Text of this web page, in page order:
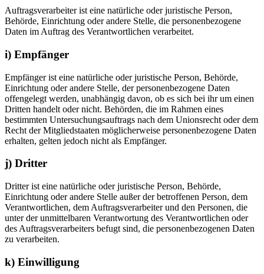
Auftragsverarbeiter ist eine natürliche oder juristische Person,
Behörde, Einrichtung oder andere Stelle, die personenbezogene
Daten im Auftrag des Verantwortlichen verarbeitet.
i) Empfänger
Empfänger ist eine natürliche oder juristische Person, Behörde,
Einrichtung oder andere Stelle, der personenbezogene Daten
offengelegt werden, unabhängig davon, ob es sich bei ihr um einen
Dritten handelt oder nicht. Behörden, die im Rahmen eines
bestimmten Untersuchungsauftrags nach dem Unionsrecht oder dem
Recht der Mitgliedstaaten möglicherweise personenbezogene Daten
erhalten, gelten jedoch nicht als Empfänger.
j) Dritter
Dritter ist eine natürliche oder juristische Person, Behörde,
Einrichtung oder andere Stelle außer der betroffenen Person, dem
Verantwortlichen, dem Auftragsverarbeiter und den Personen, die
unter der unmittelbaren Verantwortung des Verantwortlichen oder
des Auftragsverarbeiters befugt sind, die personenbezogenen Daten
zu verarbeiten.
k) Einwilligung